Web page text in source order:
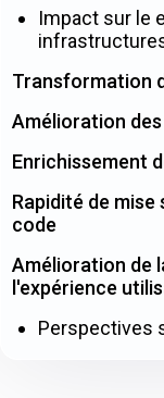
Impact sur le
Transformation
Amélioration
Enrichissement
Rapidité de
code
Amélioration de
l'expérience
Perspectives